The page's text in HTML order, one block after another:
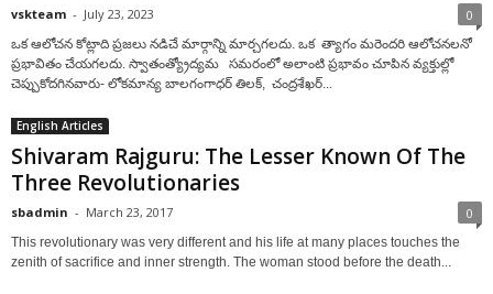
vskteam - July 23, 2023 0
ఒక ఆలోచన కోట్లాది ప్రజలు నడిచే మార్గాన్ని మార్చగలదు. ఒక త్యాగం మరెందరి ఆలోచనలనో
ప్రభావితం చేయగలదు. స్వాతంత్య్రోద్యమ సమరంలో అలాంటి ప్రభావం చూపిన వ్యక్తుల్లో
చెప్పుకోదగినవారు- లోకమాన్య బాలగంగాధర్‌ తిలక్‌, చంద్రశేఖర్‌...
English Articles
Shivaram Rajguru: The Lesser Known Of The
Three Revolutionaries
sbadmin - March 23, 2017 0
This revolutionary was very different and his life at many places touches the
zenith of sacrifice and inner strength. The woman stood before the death...